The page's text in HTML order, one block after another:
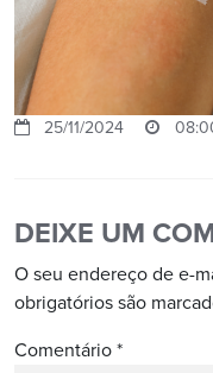
25/11/2024
DEIXE UM
O seu endereço de e-
obrigatórios são
Comentário *